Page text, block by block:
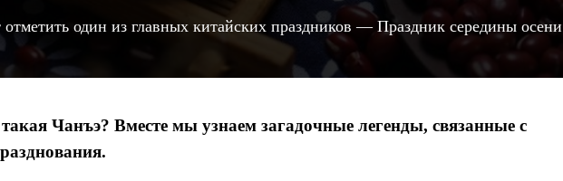
один из главных китайских праздников — Праздник середины осени
Чанъэ? Вместе мы узнаем загадочные легенды, связанные с